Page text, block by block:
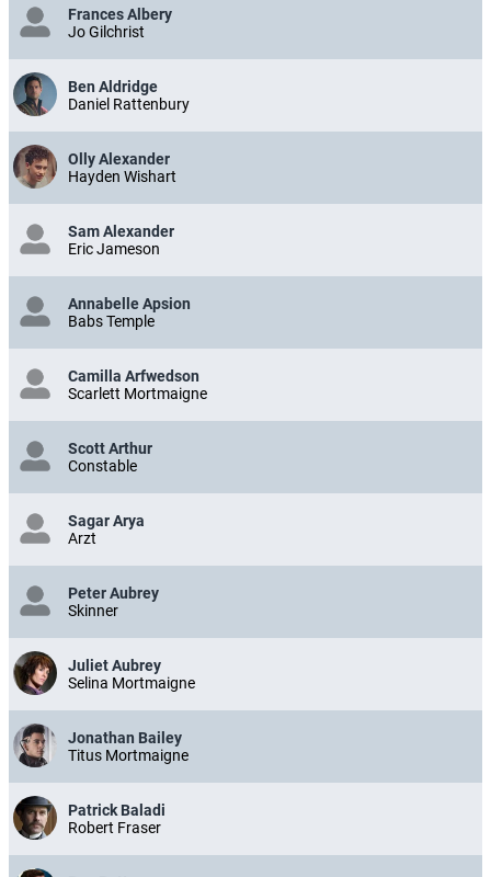
Frances Albery
Jo Gilchrist
Ben Aldridge
Daniel Rattenbury
Olly Alexander
Hayden Wishart
Sam Alexander
Eric Jameson
Annabelle Apsion
Babs Temple
Camilla Arfwedson
Scarlett Mortmaigne
Scott Arthur
Constable
Sagar Arya
Arzt
Peter Aubrey
Skinner
Juliet Aubrey
Selina Mortmaigne
Jonathan Bailey
Titus Mortmaigne
Patrick Baladi
Robert Fraser